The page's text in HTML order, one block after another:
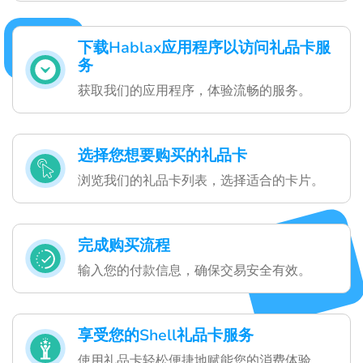
下载Hablax应用程序以访问礼品卡服
务
获取我们的应用程序，体验流畅的服务。
选择您想要购买的礼品卡
浏览我们的礼品卡列表，选择适合的卡片。
完成购买流程
输入您的付款信息，确保交易安全有效。
享受您的Shell礼品卡服务